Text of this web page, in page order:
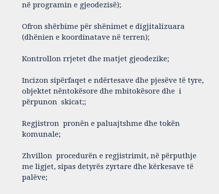
në programin e gjeodezisë);
Ofron shërbime për shënimet e digjitalizuara
(dhënien e koordinatave në terren);
Kontrollon rrjetet dhe matjet gjeodezike;
Incizon sipërfaqet e ndërtesave dhe pjesëve të tyre,
objektet nëntokësore dhe mbitokësore dhe i
përpunon skicat;;
Regjistron pronën e paluajtshme dhe tokën
komunale;
Zhvillon procedurën e regjistrimit, në përputhje
me ligjet, sipas detyrës zyrtare dhe kërkesave të
palëve;